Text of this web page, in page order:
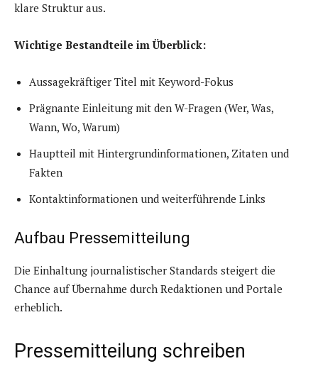
klare Struktur aus.
Wichtige Bestandteile im Überblick:
Aussagekräftiger Titel mit Keyword-Fokus
Prägnante Einleitung mit den W-Fragen (Wer, Was,
Wann, Wo, Warum)
Hauptteil mit Hintergrundinformationen, Zitaten und
Fakten
Kontaktinformationen und weiterführende Links
Aufbau Pressemitteilung
Die Einhaltung journalistischer Standards steigert die
Chance auf Übernahme durch Redaktionen und Portale
erheblich.
Pressemitteilung schreiben